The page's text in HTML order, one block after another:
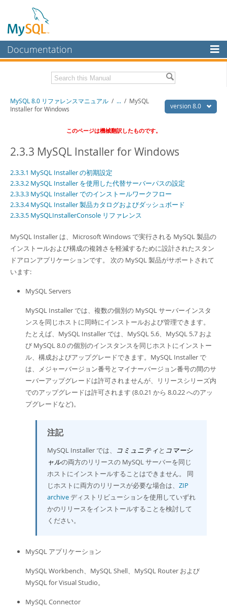
Documentation
MySQL Enterprise
Workbench
Connectors
More
MySQL.com
Downloads
Download this Manual version 8.0
MySQL 8.0 リファレンスマニュアル / ... / MySQL
Installer for Windows
このページは機械翻訳したものです。
2.3.3 MySQL Installer for Windows
2.3.3.1 MySQL Installer の初期設定
2.3.3.2 MySQL Installer を使用した代替サーバーパスの設定
2.3.3.3 MySQL Installer でのインストールワークフロー
2.3.3.4 MySQL Installer 製品カタログおよびダッシュボード
2.3.3.5 MySQLInstallerConsole リファレンス
MySQL Installer は、Microsoft Windows で実行される MySQL 製品の
インストールおよび構成の複雑さを軽減するために設計されたスタン
ドアロンアプリケーションです。 次の MySQL 製品がサポートされて
います:
MySQL Servers
MySQL Installer では、複数の個別の MySQL サーバーインスタ
ンスを同じホストに同時にインストールおよび管理できます。
たとえば、MySQL Installer では、MySQL 5.6、MySQL 5.7 およ
び MySQL 8.0 の個別のインスタンスを同じホストにインストー
ル、構成およびアップグレードできます。MySQL Installer で
は、メジャーバージョン番号とマイナーバージョン番号の間のサ
ーバーアップグレードは許可されませんが、リリースシリーズ内
でのアップグレードは許可されます (8.0.21 から 8.0.22 へのアッ
プグレードなど)。
注記
MySQL Installer では、 コミュニティと コマーシ
ャルの両方のリリースの MySQL サーバーを同じ
ホストにインストールすることはできません。 同
じホストに両方のリリースが必要な場合は、 ZIP
archiveディストリビューションを使用していずれ
かのリリースをインストールすることを検討して
ください。
MySQL アプリケーション
MySQL Workbench、MySQL Shell、MySQL Router および
MySQL for Visual Studio。
MySQL Connector